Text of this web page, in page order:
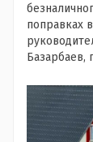
поправках
Базарбаев,